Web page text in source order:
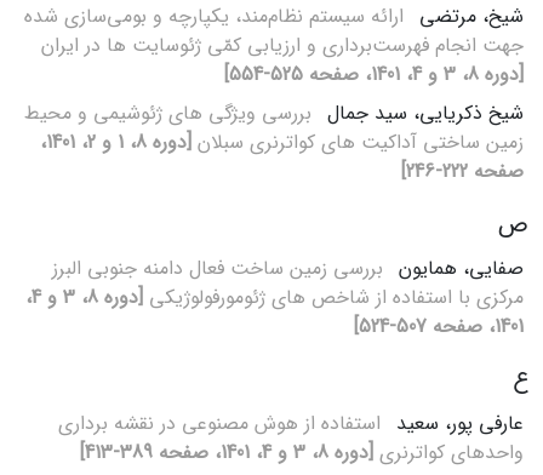
شیخ، مرتضی ارائه سیستم نظام‌مند، یکپارچه و بومی‌سازی شده
جهت انجام فهرست‌برداری و ارزیابی کمّی ژئوسایت ها در ایران
[دوره 8، 3 و 4، 1401، صفحه 525-554]
شیخ ذکریایی، سید جمال بررسی ویژگی های ژئوشیمی و محیط
زمین ساختی آداکیت های کواترنری سبلان
[دوره 8، 1 و 2، 1401،
صفحه 222-246]
ص
صفایی، همایون بررسی زمین ساخت فعال دامنه جنوبی البرز
مرکزی با استفاده از شاخص های ژئومورفولوژیکی
[دوره 8، 3 و 4،
1401، صفحه 507-524]
ع
عارفی پور، سعید استفاده از هوش مصنوعی در نقشه برداری
واحدهای کواترنری [دوره 8، 3 و 4، 1401، صفحه 389-413]